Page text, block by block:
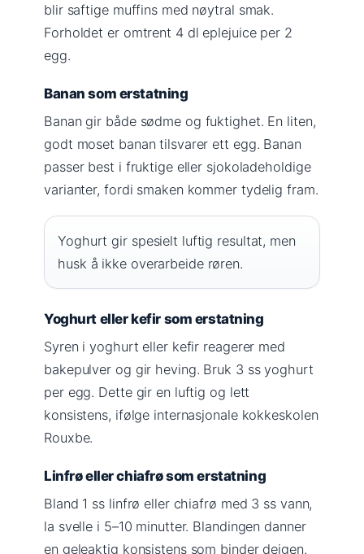
blir saftige muffins med nøytral smak.
Forholdet er omtrent 4 dl eplejuice per 2
egg.
Banan som erstatning
Banan gir både sødme og fuktighet. En liten,
godt moset banan tilsvarer ett egg. Banan
passer best i fruktige eller sjokoladeholdige
varianter, fordi smaken kommer tydelig fram.
Yoghurt gir spesielt luftig resultat, men
husk å ikke overarbeide røren.
Yoghurt eller kefir som erstatning
Syren i yoghurt eller kefir reagerer med
bakepulver og gir heving. Bruk 3 ss yoghurt
per egg. Dette gir en luftig og lett
konsistens, ifølge internasjonale kokkeskolen
Rouxbe.
Linfrø eller chiafrø som erstatning
Bland 1 ss linfrø eller chiafrø med 3 ss vann,
la svelle i 5–10 minutter. Blandingen danner
en geleaktig konsistens som binder deigen.